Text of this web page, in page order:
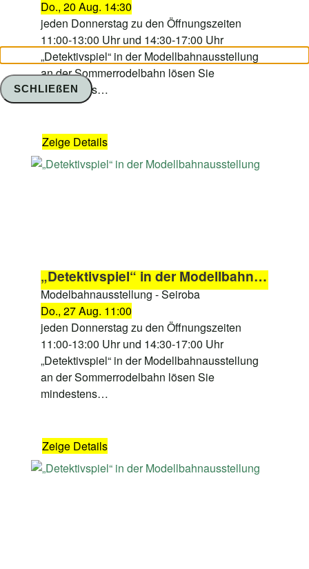
Do., 20 Aug. 14:30
jeden Donnerstag zu den Öffnungszeiten
11:00-13:00 Uhr und 14:30-17:00 Uhr
„Detektivspiel“ in der Modellbahnausstellung
an der Sommerrodelbahn lösen Sie
mindestens…
Zeige Details
„Detektivspiel“ in der Modellbahnausstellung
Modelbahnausstellung - Seiroba
Do., 27 Aug. 11:00
jeden Donnerstag zu den Öffnungszeiten
11:00-13:00 Uhr und 14:30-17:00 Uhr
„Detektivspiel“ in der Modellbahnausstellung
an der Sommerrodelbahn lösen Sie
mindestens…
Zeige Details
SCHLIEßEN